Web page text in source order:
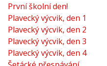
První školní den!
Plavecký výcvik, den 1
Plavecký výcvik, den 2
Plavecký výcvik, den 3
Plavecký výcvik, den 4